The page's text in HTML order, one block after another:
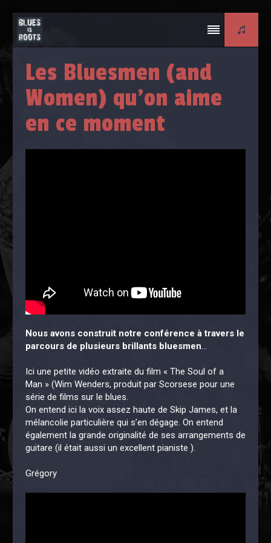
Les Bluesmen (and
Women) qu'on aime
en ce moment
Nous avons construit notre conférence à travers le
parcours de plusieurs brillants bluesmen…
Ici une petite vidéo extraite du film « The Soul of a
Man » (Wim Wenders, produit par Scorsese pour une
série de films sur le blues.
On entend ici la voix assez haute de Skip James, et la
mélancolie particulière qui s’en dégage. On entend
également la grande originalité de ses arrangements de
guitare (il était aussi un excellent pianiste ).
Grégory